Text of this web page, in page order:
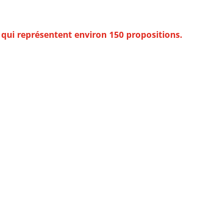
représentent environ 150 propositions.